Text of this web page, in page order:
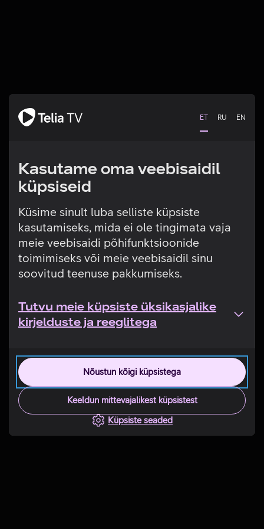
ET RU EN
Kasutame oma veebisaidil
küpsiseid
Küsime sinult luba selliste küpsiste
kasutamiseks, mida ei ole tingimata vaja
meie veebisaidi põhifunktsioonide
toimimiseks või meie veebisaidil sinu
soovitud teenuse pakkumiseks.
Tutvu meie küpsiste üksikasjalike
kirjelduste ja reeglitega
Nõustun kõigi küpsistega
Keeldun mittevajalikest küpsistest
Küpsiste seaded
Tehniline viga